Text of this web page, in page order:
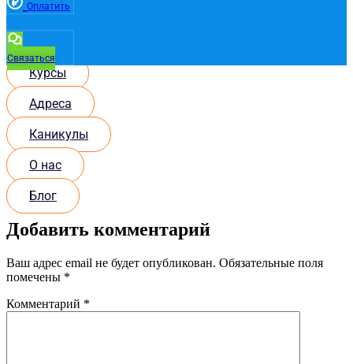
Оплатить
Связаться
Курсы
Адреса
Каникулы
О нас
Блог
Добавить комментарий
Ваш адрес email не будет опубликован. Обязательные поля
помечены *
Комментарий *